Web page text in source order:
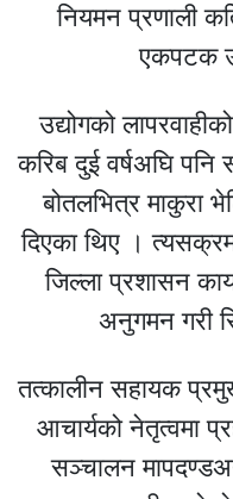
नियमन प्रणाली
एकपटक
उद्योगको
करिब दुई वर्षअघि पनि
बोतलभित्र माकुरा
दिएका थिए ।
जिल्ला प्रशासन
अनुगमन गरी
तत्कालीन सहायक
आचार्यको नेतृत्वमा
सञ्चालन